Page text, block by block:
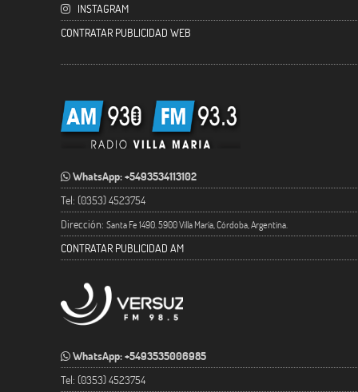
INSTAGRAM
CONTRATAR PUBLICIDAD WEB
WhatsApp: +5493534113102
Tel: (0353) 4523754
Dirección: Santa Fe 1490. 5900 Villa María, Córdoba, Argentina.
CONTRATAR PUBLICIDAD AM
WhatsApp: +5493535006985
Tel: (0353) 4523754